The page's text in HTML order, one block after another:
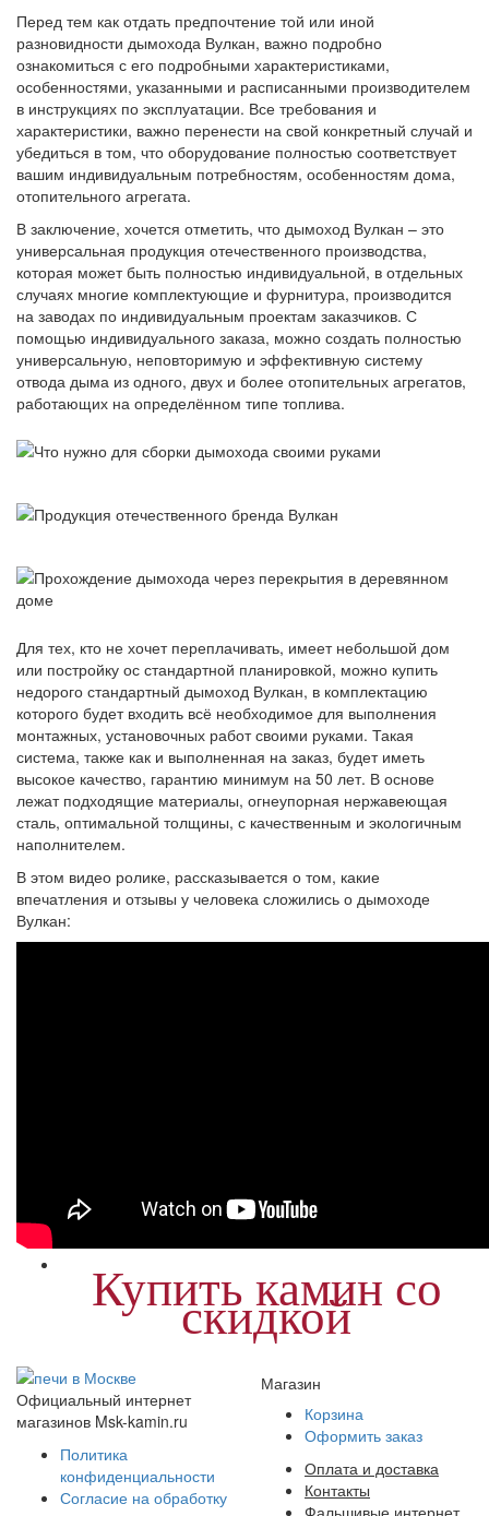
Перед тем как отдать предпочтение той или иной
разновидности дымохода Вулкан, важно подробно
ознакомиться с его подробными характеристиками,
особенностями, указанными и расписанными производителем
в инструкциях по эксплуатации. Все требования и
характеристики, важно перенести на свой конкретный случай и
убедиться в том, что оборудование полностью соответствует
вашим индивидуальным потребностям, особенностям дома,
отопительного агрегата.
В заключение, хочется отметить, что дымоход Вулкан – это
универсальная продукция отечественного производства,
которая может быть полностью индивидуальной, в отдельных
случаях многие комплектующие и фурнитура, производится
на заводах по индивидуальным проектам заказчиков. С
помощью индивидуального заказа, можно создать полностью
универсальную, неповторимую и эффективную систему
отвода дыма из одного, двух и более отопительных агрегатов,
работающих на определённом типе топлива.
Для тех, кто не хочет переплачивать, имеет небольшой дом
или постройку ос стандартной планировкой, можно купить
недорого стандартный дымоход Вулкан, в комплектацию
которого будет входить всё необходимое для выполнения
монтажных, установочных работ своими руками. Такая
система, также как и выполненная на заказ, будет иметь
высокое качество, гарантию минимум на 50 лет. В основе
лежат подходящие материалы, огнеупорная нержавеющая
сталь, оптимальной толщины, с качественным и экологичным
наполнителем.
В этом видео ролике, рассказывается о том, какие
впечатления и отзывы у человека сложились о дымоходе
Вулкан:
Купить камин со
скидкой
Официальный интернет
магазинов Msk-kamin.ru
Политика
конфиденциальности
Согласие на обработку
Магазин
Корзина
Оформить заказ
Оплата и доставка
Контакты
Фальшивые интернет